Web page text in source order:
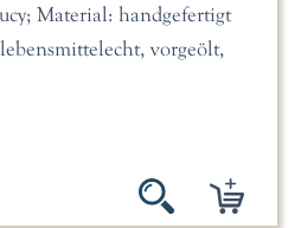
Material: handgefertigt
vorgeölt,